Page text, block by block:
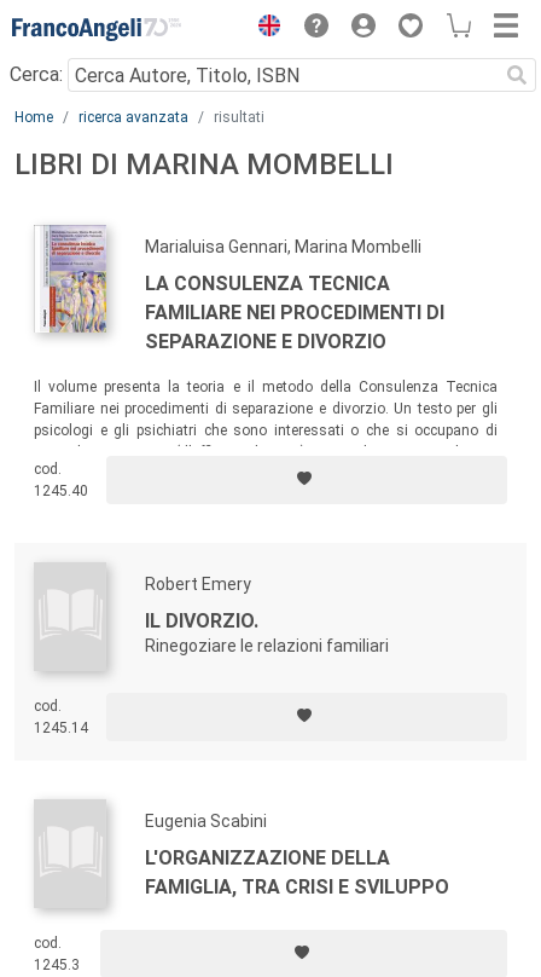
Menu
Cerca:
Main content
Home ricerca avanzata risultati
LIBRI DI MARINA MOMBELLI
Marialuisa Gennari, Marina Mombelli
LA CONSULENZA TECNICA
FAMILIARE NEI PROCEDIMENTI DI
SEPARAZIONE E DIVORZIO
Il volume presenta la teoria e il metodo della Consulenza Tecnica
Familiare nei procedimenti di separazione e divorzio. Un testo per gli
psicologi e gli psichiatri che sono interessati o che si occupano di
gli operatori sociali e giuridici che incontrano genitori e famiglie che
stanno affrontando con difficoltà la separazione e il divorzio.
cod.
1245.40
Robert Emery
IL DIVORZIO.
Rinegoziare le relazioni familiari
cod.
1245.14
Eugenia Scabini
L'ORGANIZZAZIONE DELLA
FAMIGLIA, TRA CRISI E SVILUPPO
cod.
1245.3